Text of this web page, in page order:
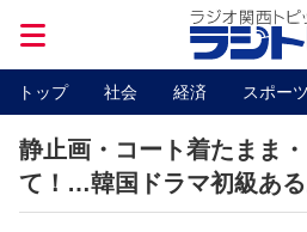
トップ 社会 経済 スポーツ
静止画・コート着たまま
て！…韓国ドラマ初級ある